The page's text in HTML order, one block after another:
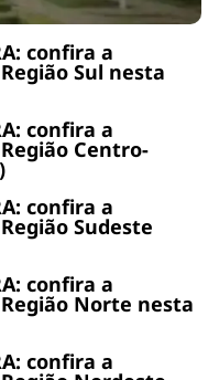
confira a
Sul nesta
confira a
Centro-
confira a
Sudeste
confira a
Norte nesta
confira a